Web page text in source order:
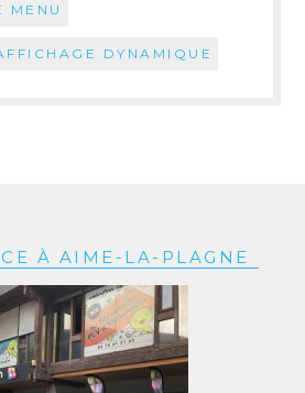
MENU
DYNAMIQUE
À AIME-LA-PLAGNE